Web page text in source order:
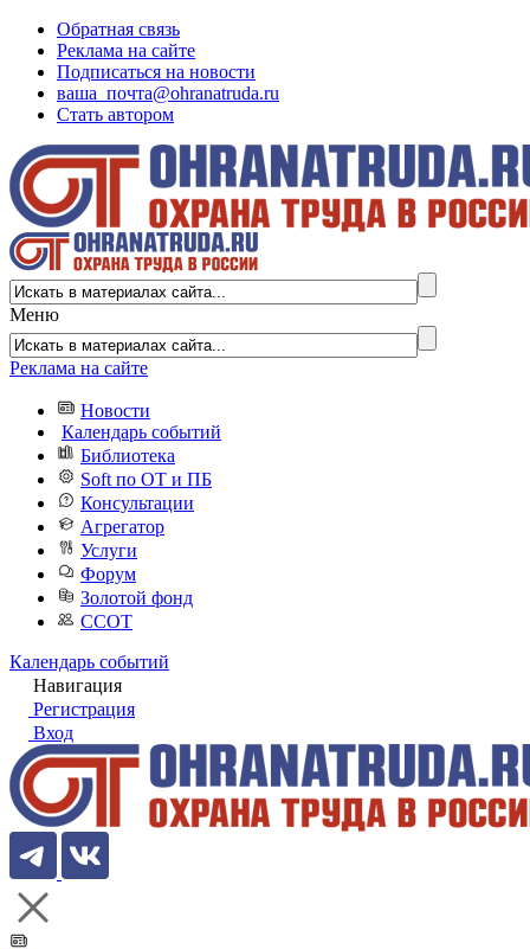
Обратная связь
Реклама на сайте
Подписаться на новости
ваша_почта@ohranatruda.ru
Стать автором
Меню
Реклама на сайте
Новости
Календарь событий
Библиотека
Soft по ОТ и ПБ
Консультации
Агрегатор
Услуги
Форум
Золотой фонд
ССОТ
Календарь событий
Навигация
Регистрация
Вход